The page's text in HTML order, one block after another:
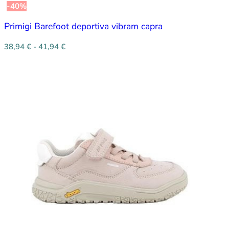
-40%
Primigi Barefoot deportiva vibram capra
38,94 € - 41,94 €